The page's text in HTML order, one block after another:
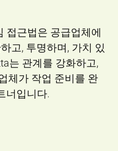
접근법은 공급업체에
고, 투명하며, 가치 있
는 관계를 강화하고,
체가 작업 준비를 완
너입니다.